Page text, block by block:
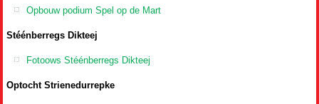
Opbouw podium Spel op de Mart
Stéénberregs Dikteej
Fotoows Stéénberregs Dikteej
Optocht Strienedurrepke